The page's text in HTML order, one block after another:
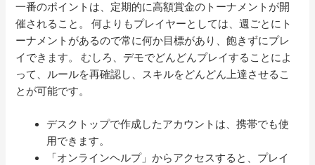
一番のポイントは、定期的に高額賞金のトーナメントが開
催されること。 何よりもプレイヤーとしては、週ごとにト
ーナメントがあるので常に何か目標があり、飽きずにプレ
イできます。 むしろ、デモでどんどんプレイすることによ
って、ルールを再確認し、スキルをどんどん上達させるこ
とが可能です。
デスクトップで作成したアカウントは、携帯でも使
用できます。
「オンラインヘルプ」からアクセスすると、プレイ